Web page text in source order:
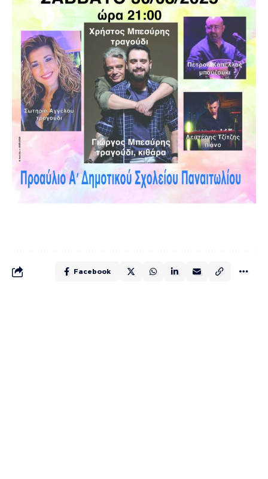
Facebook